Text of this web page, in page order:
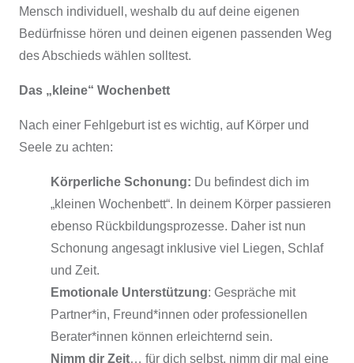
Mensch individuell, weshalb du auf deine eigenen
Bedürfnisse hören und deinen eigenen passenden Weg
des Abschieds wählen solltest.
Das „kleine“ Wochenbett
Nach einer Fehlgeburt ist es wichtig, auf Körper und
Seele zu achten:
Körperliche Schonung: Du befindest dich im
„kleinen Wochenbett“. In deinem Körper passieren
ebenso Rückbildungsprozesse. Daher ist nun
Schonung angesagt inklusive viel Liegen, Schlaf
und Zeit.
Emotionale Unterstützung: Gespräche mit
Partner*in, Freund*innen oder professionellen
Berater*innen können erleichternd sein.
Nimm dir Zeit… für dich selbst, nimm dir mal eine